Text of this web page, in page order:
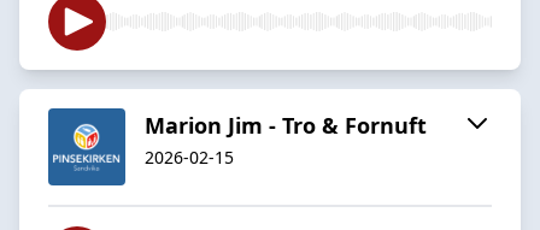
Marion Jim - Tro & Fornuft
2026-02-15